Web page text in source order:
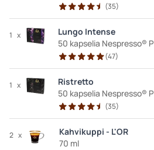
(35)
1 x
Lungo Intense
50 kapselia Nespresso®
(47)
1 x
Ristretto
50 kapselia Nespresso®
(35)
2 x
Kahvikuppi - L'OR
70 ml